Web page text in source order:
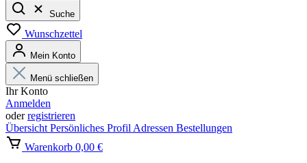
Suche
Wunschzettel
Mein Konto
Menü schließen
Ihr Konto
Anmelden
oderregistrieren
Übersicht Persönliches Profil Adressen Bestellungen
Warenkorb 0,00 €